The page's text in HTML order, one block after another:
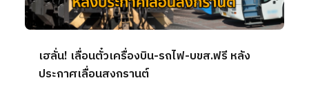
เฮลั่น! เลื่อนตั๋วเครื่องบิน-รถไฟ-บขส.ฟรี หลัง
ประกาศเลื่อนสงกรานต์